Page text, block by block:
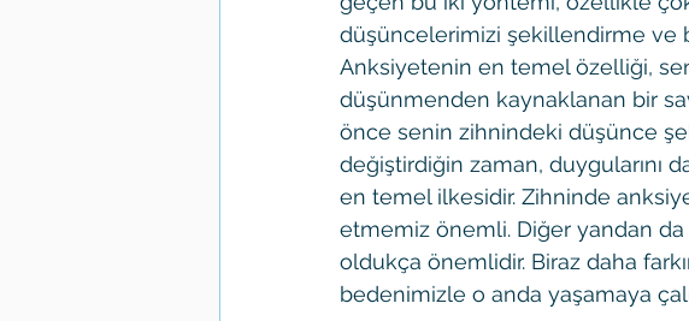
düşüncelerimizi şekillendirme ve
Anksiyetenin en temel özelliği,
düşünmenden kaynaklanan bir
önce senin zihnindeki düşünce
değiştirdiğin zaman, duygularını
en temel ilkesidir. Zihninde
etmemiz önemli. Diğer yandan
oldukça önemlidir. Biraz daha
bedenimizle o anda yaşamaya